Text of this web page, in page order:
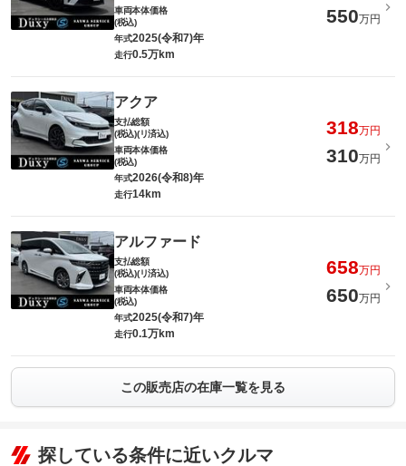
車両本体価格
(税込)
550万円
年式2025(令和7)年
走行0.5万km
アクア
支払総額
(税込)(リ済込)
318万円
車両本体価格
(税込)
310万円
年式2026(令和8)年
走行14km
アルファード
支払総額
(税込)(リ済込)
658万円
車両本体価格
(税込)
650万円
年式2025(令和7)年
走行0.1万km
この販売店の在庫一覧を見る
探している条件に近いクルマ